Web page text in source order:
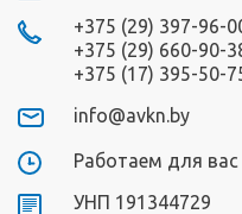
+375 (29) 397-96-
+375 (29) 660-90-
+375 (17) 395-50-
info@avkn.by
Работаем для
УНП 191344729